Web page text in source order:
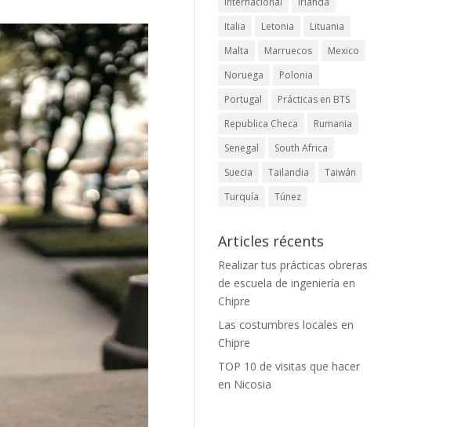
Italia
Letonia
Lituania
Malta
Marruecos
Mexico
Noruega
Polonia
Portugal
Prácticas en BTS
Republica Checa
Rumania
Senegal
South Africa
Suecia
Tailandia
Taiwán
Turquía
Túnez
Articles récents
Realizar tus prácticas obreras
de escuela de ingeniería en
Chipre
Las costumbres locales en
Chipre
TOP 10 de visitas que hacer
en Nicosia